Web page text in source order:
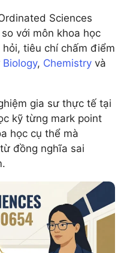
Sciences
với môn khoa học
tiêu chí chấm điểm
Biology, Chemistry và
gia sư thực tế tại
kỹ từng mark point
học cụ thể mà
đồng nghĩa sai